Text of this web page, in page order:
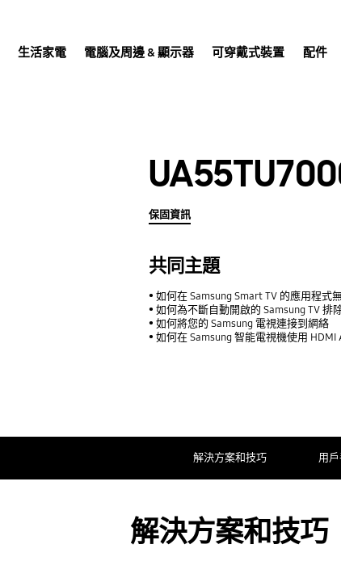
生活家電 電腦及周邊 & 顯示器 可穿戴式裝置 配件
保固資訊
共同主題
如何在 Samsung Smart TV 的應用程式
如何為不斷自動開啟的 Samsung TV 排
如何將您的 Samsung 電視連接到網絡
如何在 Samsung 智能電視機使用 HDMI
解決方案和技巧 用
解決方案和技巧